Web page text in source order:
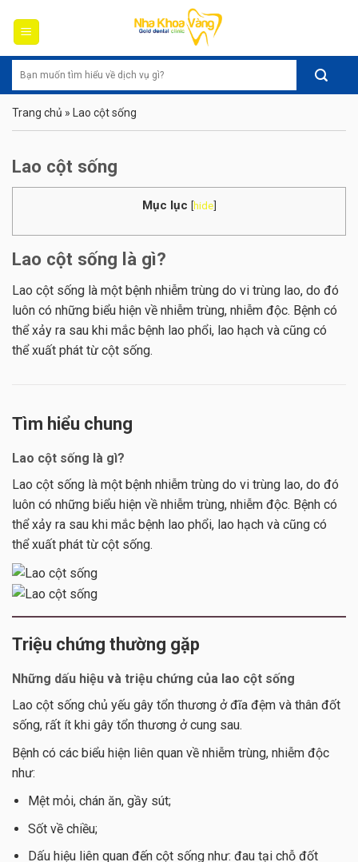
content
Trang chủ » Lao cột sống
Lao cột sống
Mục lục [hide]
Lao cột sống là gì?
Lao cột sống là một bệnh nhiễm trùng do vi trùng lao, do đó
luôn có những biểu hiện về nhiễm trùng, nhiễm độc. Bệnh có
thể xảy ra sau khi mắc bệnh lao phổi, lao hạch và cũng có
thể xuất phát từ cột sống.
Tìm hiểu chung
Lao cột sống là gì?
Lao cột sống là một bệnh nhiễm trùng do vi trùng lao, do đó
luôn có những biểu hiện về nhiễm trùng, nhiễm độc. Bệnh có
thể xảy ra sau khi mắc bệnh lao phổi, lao hạch và cũng có
thể xuất phát từ cột sống.
Triệu chứng thường gặp
Những dấu hiệu và triệu chứng của lao cột sống
Lao cột sống chủ yếu gây tổn thương ở đĩa đệm và thân đốt
sống, rất ít khi gây tổn thương ở cung sau.
Bệnh có các biểu hiện liên quan về nhiễm trùng, nhiễm độc
như:
Mệt mỏi, chán ăn, gầy sút;
Sốt về chiều;
Dấu hiệu liên quan đến cột sống như: đau tại chỗ đốt